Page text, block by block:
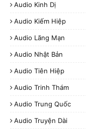
Audio Kinh Dị
Audio Kiếm Hiệp
Audio Lãng Mạn
Audio Nhật Bản
Audio Tiên Hiệp
Audio Trinh Thám
Audio Trung Quốc
Audio Truyện Dài